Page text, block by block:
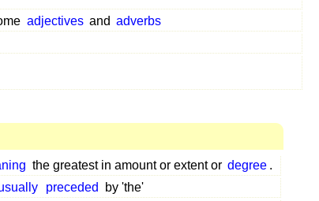
adjectives and adverbs
the greatest in amount or extent or degree .
preceded
by 'the'